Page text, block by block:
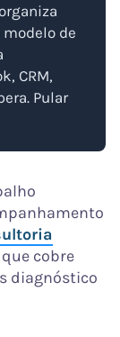
modelo de
CRM,
Pular
cobre
diagnóstico